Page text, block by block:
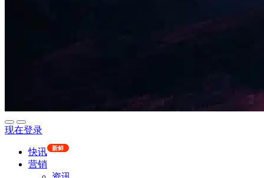
现在登录
快讯 新鲜
营销